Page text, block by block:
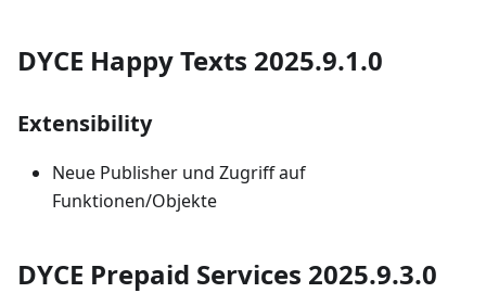
DYCE Happy Texts 2025.9.1.0
Extensibility
Neue Publisher und Zugriff auf
Funktionen/Objekte
DYCE Prepaid Services 2025.9.3.0